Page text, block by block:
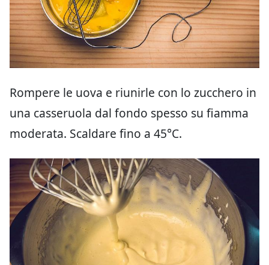
Rompere le uova e riunirle con lo zucchero in
una casseruola dal fondo spesso su fiamma
moderata. Scaldare fino a 45°C.